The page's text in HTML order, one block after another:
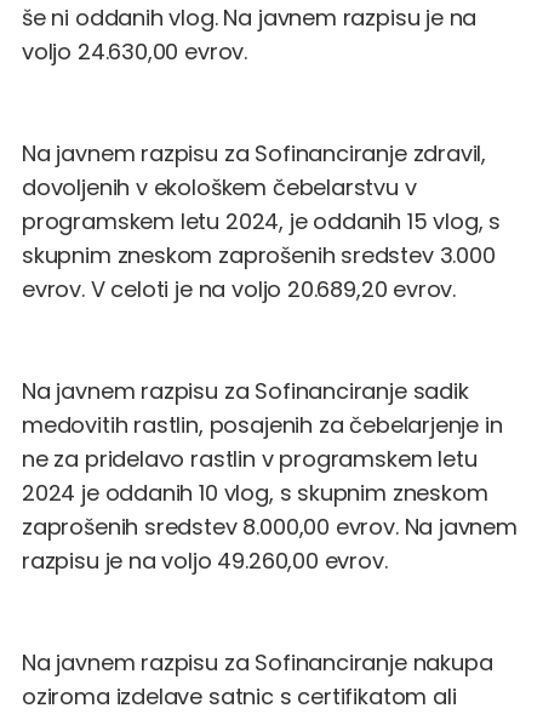
še ni oddanih vlog. Na javnem razpisu je na
voljo 24.630,00 evrov.
Na javnem razpisu za Sofinanciranje zdravil,
dovoljenih v ekološkem čebelarstvu v
programskem letu 2024, je oddanih 15 vlog, s
skupnim zneskom zaprošenih sredstev 3.000
evrov. V celoti je na voljo 20.689,20 evrov.
Na javnem razpisu za Sofinanciranje sadik
medovitih rastlin, posajenih za čebelarjenje in
ne za pridelavo rastlin v programskem letu
2024 je oddanih 10 vlog, s skupnim zneskom
zaprošenih sredstev 8.000,00 evrov. Na javnem
razpisu je na voljo 49.260,00 evrov.
Na javnem razpisu za Sofinanciranje nakupa
oziroma izdelave satnic s certifikatom ali